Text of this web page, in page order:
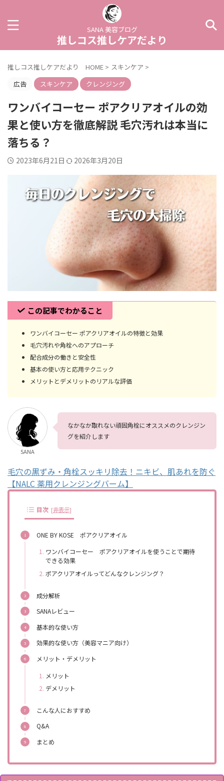
SANA 美容ブログ
推しコス推しケアだより
推しコス推しケアだより HOME > スキンケア >
広告
スキンケア クレンジング
ワンバイコーセー ポアクリアオイルの効
果と使い方を徹底解説 毛穴汚れは本当に
落ちる？
2023年6月21日 2026年3月20日
この記事でわかること
ワンバイコーセー ポアクリアオイルの特徴と効果
毛穴汚れや角栓へのアプローチ
配合成分の働きと安全性
基本の使い方と応用テクニック
メリットとデメリットのリアルな評価
SANA
なかなか取れない頑固角栓にオススメのクレンジン
グを紹介します
毛穴の黒ずみ・角栓スッキリ除去！ニキビ、肌あれを防ぐ
【NALC 薬用クレンジングバーム】
目次 [非表示]
ONE BY KOSE ポアクリアオイル
ワンバイコーセー ポアクリアオイルを使うことで期待
できる効果
ポアクリアオイルってどんなクレンジング？
成分解析
SANAレビュー
基本的な使い方
効果的な使い方（美容マニア向け）
メリット・デメリット
メリット
デメリット
こんな人におすすめ
Q&A
まとめ